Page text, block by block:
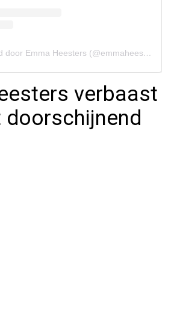
Een bericht gedeeld door Emma Heesters (@emmaheesters)
verbaast